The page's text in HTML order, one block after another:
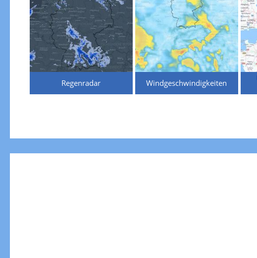
Regenradar Windgeschwindigkeiten